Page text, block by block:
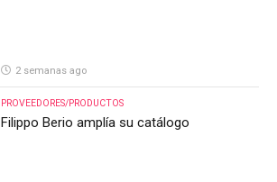
2 semanas ago
PROVEEDORES/PRODUCTOS
Filippo Berio amplía su catálogo